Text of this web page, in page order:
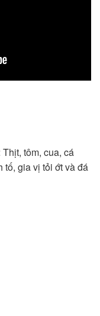
tôm, cua, cá
tố, gia vị tỏi ớt và đá